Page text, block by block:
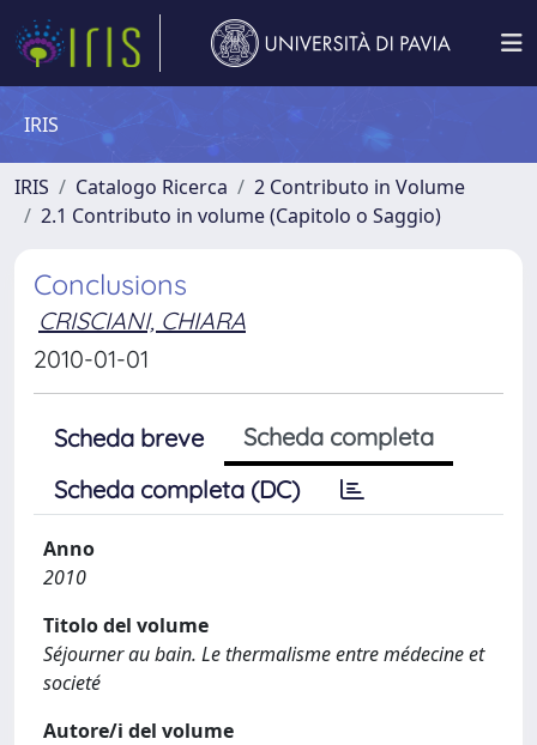
IRIS
IRIS Catalogo Ricerca
2 Contributo in Volume
2.1 Contributo in volume (Capitolo o Saggio)
Conclusions
CRISCIANI, CHIARA
2010-01-01
Scheda breve
Scheda completa
Scheda completa (DC)
Anno
2010
Titolo del volume
Séjourner au bain. Le thermalisme entre médecine et
societé
Autore/i del volume